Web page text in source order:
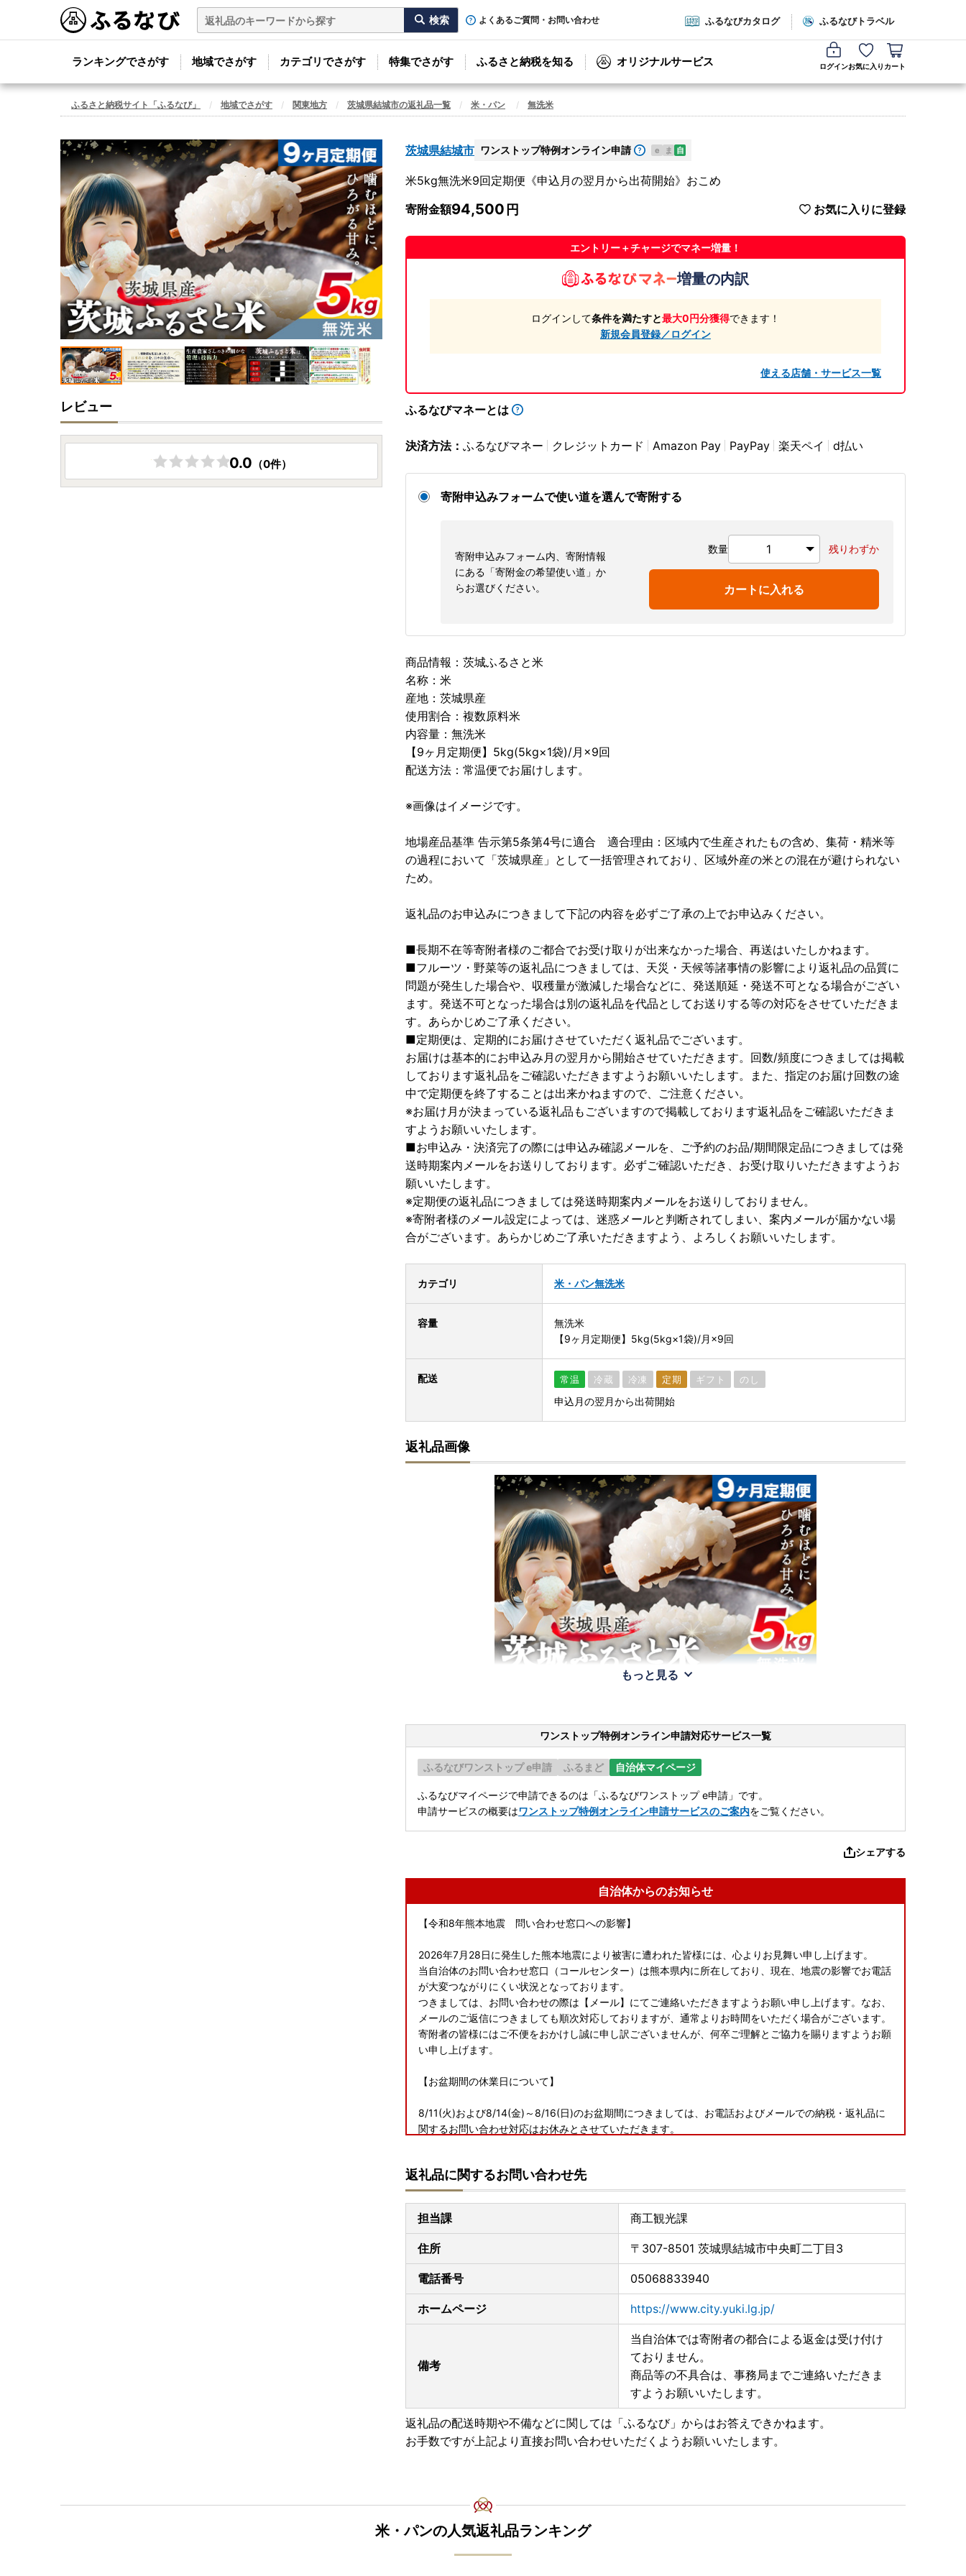
よくあるご質問・お問い合わせ ふるなびカタログ ふるなびトラベル
ランキングでさがす 地域でさがす カテゴリでさがす 特集でさがす ふるさと納税を知る オリジナルサービス ログインお気に入り カート
ふるさと納税サイト「ふるなび」 地域でさがす 関東地方 茨城県結城市の返礼品一覧 米・パン 無洗米
茨城県結城市 ワンストップ特例オンライン申請 e ま 自
米5kg無洗米9回定期便《申込月の翌月から出荷開始》おこめ
寄附金額94,500 お気に入りに登録
エントリー＋チャージでマネー増量！
増量の内訳
ログインして条件を満たすと最大0円分獲得できます！
新規会員登録／ログイン
使える店舗・サービス一覧
ふるなびマネーとは
決済方法： ふるなびマネー クレジットカード Amazon Pay PayPay 楽天ペイ d払い
寄附申込みフォームで使い道を選んで寄附する
寄附申込みフォーム内、寄附情報
にある「寄附金の希望使い道」か
らお選びください。
数量 残りわずか
カートに入れる
商品情報：茨城ふるさと米
名称：米
産地：茨城県産
使用割合：複数原料米
内容量：無洗米
【9ヶ月定期便】5kg(5kg×1袋)/月×9回
配送方法：常温便でお届けします。
※画像はイメージです。
地場産品基準 告示第5条第4号に適合 適合理由：区域内で生産されたもの含め、集荷・精米等
の過程において「茨城県産」として一括管理されており、区域外産の米との混在が避けられない
ため。
返礼品のお申込みにつきまして下記の内容を必ずご了承の上でお申込みください。
■長期不在等寄附者様のご都合でお受け取りが出来なかった場合、再送はいたしかねます。
■フルーツ・野菜等の返礼品につきましては、天災・天候等諸事情の影響により返礼品の品質に
問題が発生した場合や、収穫量が激減した場合などに、発送順延・発送不可となる場合がござい
ます。発送不可となった場合は別の返礼品を代品としてお送りする等の対応をさせていただきま
す。あらかじめご了承ください。
■定期便は、定期的にお届けさせていただく返礼品でございます。
お届けは基本的にお申込み月の翌月から開始させていただきます。回数/頻度につきましては掲載
しております返礼品をご確認いただきますようお願いいたします。また、指定のお届け回数の途
中で定期便を終了することは出来かねますので、ご注意ください。
※お届け月が決まっている返礼品もございますので掲載しております返礼品をご確認いただきま
すようお願いいたします。
■お申込み・決済完了の際には申込み確認メールを、ご予約のお品/期間限定品につきましては発
送時期案内メールをお送りしております。必ずご確認いただき、お受け取りいただきますようお
願いいたします。
※定期便の返礼品につきましては発送時期案内メールをお送りしておりません。
※寄附者様のメール設定によっては、迷惑メールと判断されてしまい、案内メールが届かない場
合がございます。あらかじめご了承いただきますよう、よろしくお願いいたします。
カテゴリ 米・パン無洗米
容量
無洗米
【9ヶ月定期便】5kg(5kg×1袋)/月×9回
配送 常温 冷蔵 冷凍 定期 ギフト のし
申込月の翌月から出荷開始
返礼品画像
もっと見る
ワンストップ特例オンライン申請対応サービス一覧
ふるなびワンストップ e申請 ふるまど 自治体マイページ
ふるなびマイページで申請できるのは「ふるなびワンストップ e申請」です。
申請サービスの概要はワンストップ特例オンライン申請サービスのご案内をご覧ください。
シェアする
自治体からのお知らせ
【令和8年熊本地震 問い合わせ窓口への影響】
2026年7月28日に発生した熊本地震により被害に遭われた皆様には、心よりお見舞い申し上げます。
当自治体のお問い合わせ窓口（コールセンター）は熊本県内に所在しており、現在、地震の影響でお電話
が大変つながりにくい状況となっております。
つきましては、お問い合わせの際は【メール】にてご連絡いただきますようお願い申し上げます。なお、
メールのご返信につきましても順次対応しておりますが、通常よりお時間をいただく場合がございます。
寄附者の皆様にはご不便をおかけし誠に申し訳ございませんが、何卒ご理解とご協力を賜りますようお願
い申し上げます。
【お盆期間の休業日について】
8/11(火)および8/14(金)～8/16(日)のお盆期間につきましては、お電話およびメールでの納税・返礼品に
関するお問い合わせ対応はお休みとさせていただきます。
【ご寄附受付は365日24時間承り中!】
返礼品に関するお問い合わせ先
担当課 商工観光課
住所 〒307-8501 茨城県結城市中央町二丁目3
電話番号 05068833940
ホームページ https://www.city.yuki.lg.jp/
備考
当自治体では寄附者の都合による返金は受け付け
ておりません。
商品等の不具合は、事務局までご連絡いただきま
すようお願いいたします。
返礼品の配送時期や不備などに関しては「ふるなび」からはお答えできかねます。
お手数ですが上記より直接お問い合わせいただくようお願いいたします。
レビュー
0.0 （0件）
米・パンの人気返礼品ランキング